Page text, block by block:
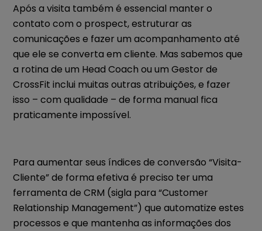
Após a visita também é essencial manter o
contato com o prospect, estruturar as
comunicações e fazer um acompanhamento até
que ele se converta em cliente. Mas sabemos que
a rotina de um Head Coach ou um Gestor de
CrossFit inclui muitas outras atribuições, e fazer
isso – com qualidade – de forma manual fica
praticamente impossível.
Para aumentar seus índices de conversão “Visita-
Cliente” de forma efetiva é preciso ter uma
ferramenta de CRM (sigla para “Customer
Relationship Management”) que automatize estes
processos e que mantenha as informações dos